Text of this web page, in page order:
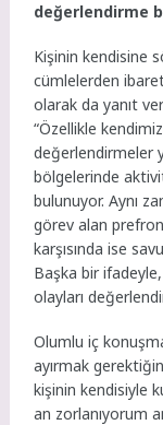
değerlendirme
Kişinin kendisine
cümlelerden
olarak da yanıt
“Özellikle
değerlendirmeler
bölgelerinde
bulunuyor. Aynı
görev alan
karşısında ise
Başka bir
olayları
Olumlu iç
ayırmak
kişinin kendisiyle
an zorlanıyorum